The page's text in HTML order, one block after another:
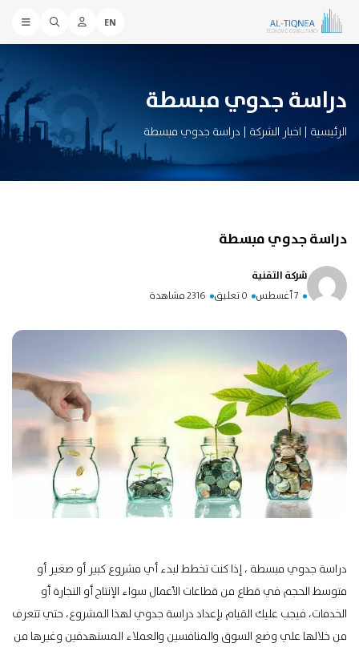
EN
دراسة جدوي مبسطة
الرئيسية | اخبار الشركة | دراسة جدوي مبسطة
دراسة جدوي مبسطة
شركة التقنية
7 أغسطس 0 تعليق 2316 مشاهدة
دراسة جدوي مبسطة ، إذا كنت تخطط لبدء أي مشروع كبير أو صغير أو
متوسط الحجم في قطاع من قطاعات الأعمال سواء الإنتاج أو التجارة أو
الخدمات، فيجب عليك القيام بإعداد دراسة جدوي لهذا المشروع، حتي تتعرف
من خلالها علي وضع السوق والمنافسين والعملاء المستهدفين وغيرها من